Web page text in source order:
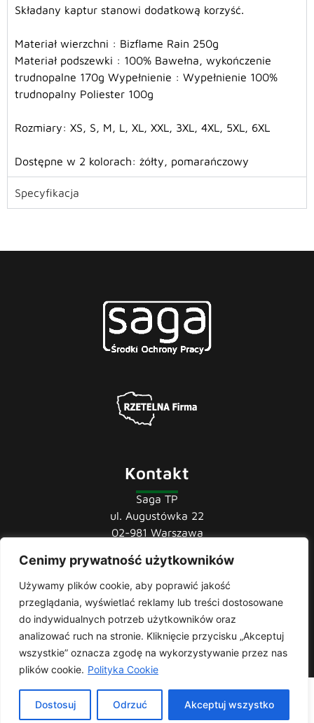
Cenimy prywatność użytkowników
Używamy plików cookie, aby poprawić jakość
przeglądania, wyświetlać reklamy lub treści dostosowane
do indywidualnych potrzeb użytkowników oraz
analizować ruch na stronie. Kliknięcie przycisku „Akceptuj
wszystkie” oznacza zgodę na wykorzystywanie przez nas
plików cookie. Polityka Cookie
Dostosuj Odrzuć Akceptuj wszystko
Składany kaptur stanowi dodatkową korzyść.
Materiał wierzchni : Bizflame Rain 250g
Materiał podszewki : 100% Bawełna, wykończenie
trudnopalne 170g Wypełnienie : Wypełnienie 100%
trudnopalny Poliester 100g
Rozmiary: XS, S, M, L, XL, XXL, 3XL, 4XL, 5XL, 6XL
Dostępne w 2 kolorach: żółty, pomarańczowy
Specyfikacja
Kontakt
Saga TP
ul. Augustówka 22
02-981 Warszawa
tel.: 22 741 36 85
22 852 43 60
mail:biuro@sagatp.pl
Saga T.P. © 2020 All rights Reserved. Made with bySkydoo
Polityka prywatności| Producent i importer odzieży roboczej